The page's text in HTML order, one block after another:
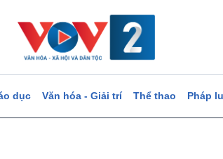
dục Văn hóa - Giải trí Thể thao Pháp